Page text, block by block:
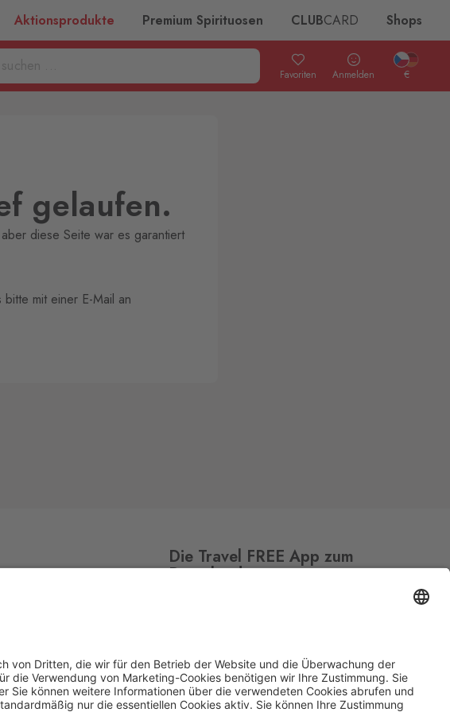
Aktionsprodukte Premium Spirituosen CLUBCARD Shops
Favoriten Anmelden €
gelaufen.
diese Seite war es garantiert
mit einer E-Mail an
Die Travel FREE App zum
Download
Folge uns auf Social Media